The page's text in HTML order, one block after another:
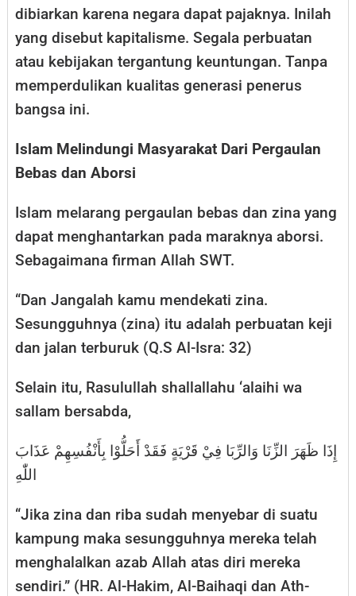
dibiarkan karena negara dapat pajaknya. Inilah
yang disebut kapitalisme. Segala perbuatan
atau kebijakan tergantung keuntungan. Tanpa
memperdulikan kualitas generasi penerus
bangsa ini.
Islam Melindungi Masyarakat Dari Pergaulan
Bebas dan Aborsi
Islam melarang pergaulan bebas dan zina yang
dapat menghantarkan pada maraknya aborsi.
Sebagaimana firman Allah SWT.
“Dan Jangalah kamu mendekati zina.
Sesungguhnya (zina) itu adalah perbuatan keji
dan jalan terburuk (Q.S Al-Isra: 32)
Selain itu, Rasulullah shallallahu ‘alaihi wa
sallam bersabda,
إِذَا ظَهَرَ الزِّنَا وَالرِّبَا فِيْ قَرْيَةٍ فَقَدْ أَحَلُّوْا بِأَنْفُسِهِمْ عَذَابَ
اللّٰهِ
“Jika zina dan riba sudah menyebar di suatu
kampung maka sesungguhnya mereka telah
menghalalkan azab Allah atas diri mereka
sendiri.” (HR. Al-Hakim, Al-Baihaqi dan Ath-